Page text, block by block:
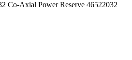
Co-Axial Power Reserve 46522032